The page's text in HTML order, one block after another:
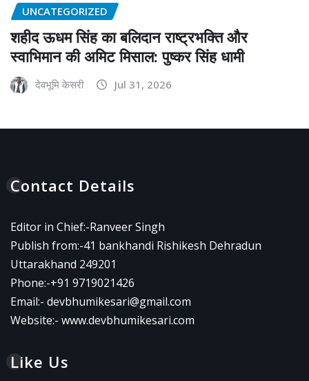
UNCATEGORIZED
शहीद ऊधम सिंह का बलिदान राष्ट्रभक्ति और
स्वाभिमान की अमिट मिसाल: पुष्कर सिंह धामी
देवभूमि केसरी Jul 31, 2026
Contact Details
Editor in Chief:-Ranveer Singh
Publish from:-41 bankhandi Rishikesh Dehradun
Uttarakhand 249201
Phone:-+91 9719021426
Email:- devbhumikesari@gmail.com
Website:- www.devbhumikesari.com
Like Us